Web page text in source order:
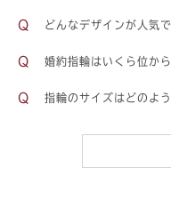
どんなデザインが人気で
婚約指輪はいくら位から
指輪のサイズはどのよ